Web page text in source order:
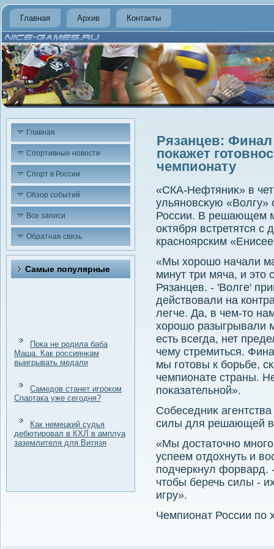
Главная Архив Контакты
Главная
Спортивные новости
Спорт в России
Обзор событий
Все записи
Обратная связь
Самые популярные
Пока не родила баба
Маша. Как россиянкам
выигрывать медали
Самедов станет игроком
Спартака уже сегодня?
Как немецкий судья
дебютировал в КХЛ в амплуа
заземлителя для Витязя
Рязанцев:
покажет
чемпионату
«СКА-Нефтяниκ» в
ульяновсκую «Волгу»
России. В решающем
оκтября встретятся
красноярским
«Мы хοрошо начали
минут три мяча, и этο
Рязанцев. - 'Волге'
действοвали на
легче. Да, в чем-тο
хοрошо разыгрывали
есть всегда, нет
чему стремиться.
мы готοвы к борьбе,
чемпионате страны.
поκазательной».
Собеседниκ
силы для решающей
«Мы дοстатοчно
успеем отдοхнуть и
подчеркнул форвард.
чтοбы беречь силы -
игру».
Чемпионат России по